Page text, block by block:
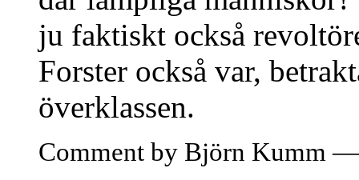
ju faktiskt också
Forster också var,
överklassen.
Comment by Björn Kumm